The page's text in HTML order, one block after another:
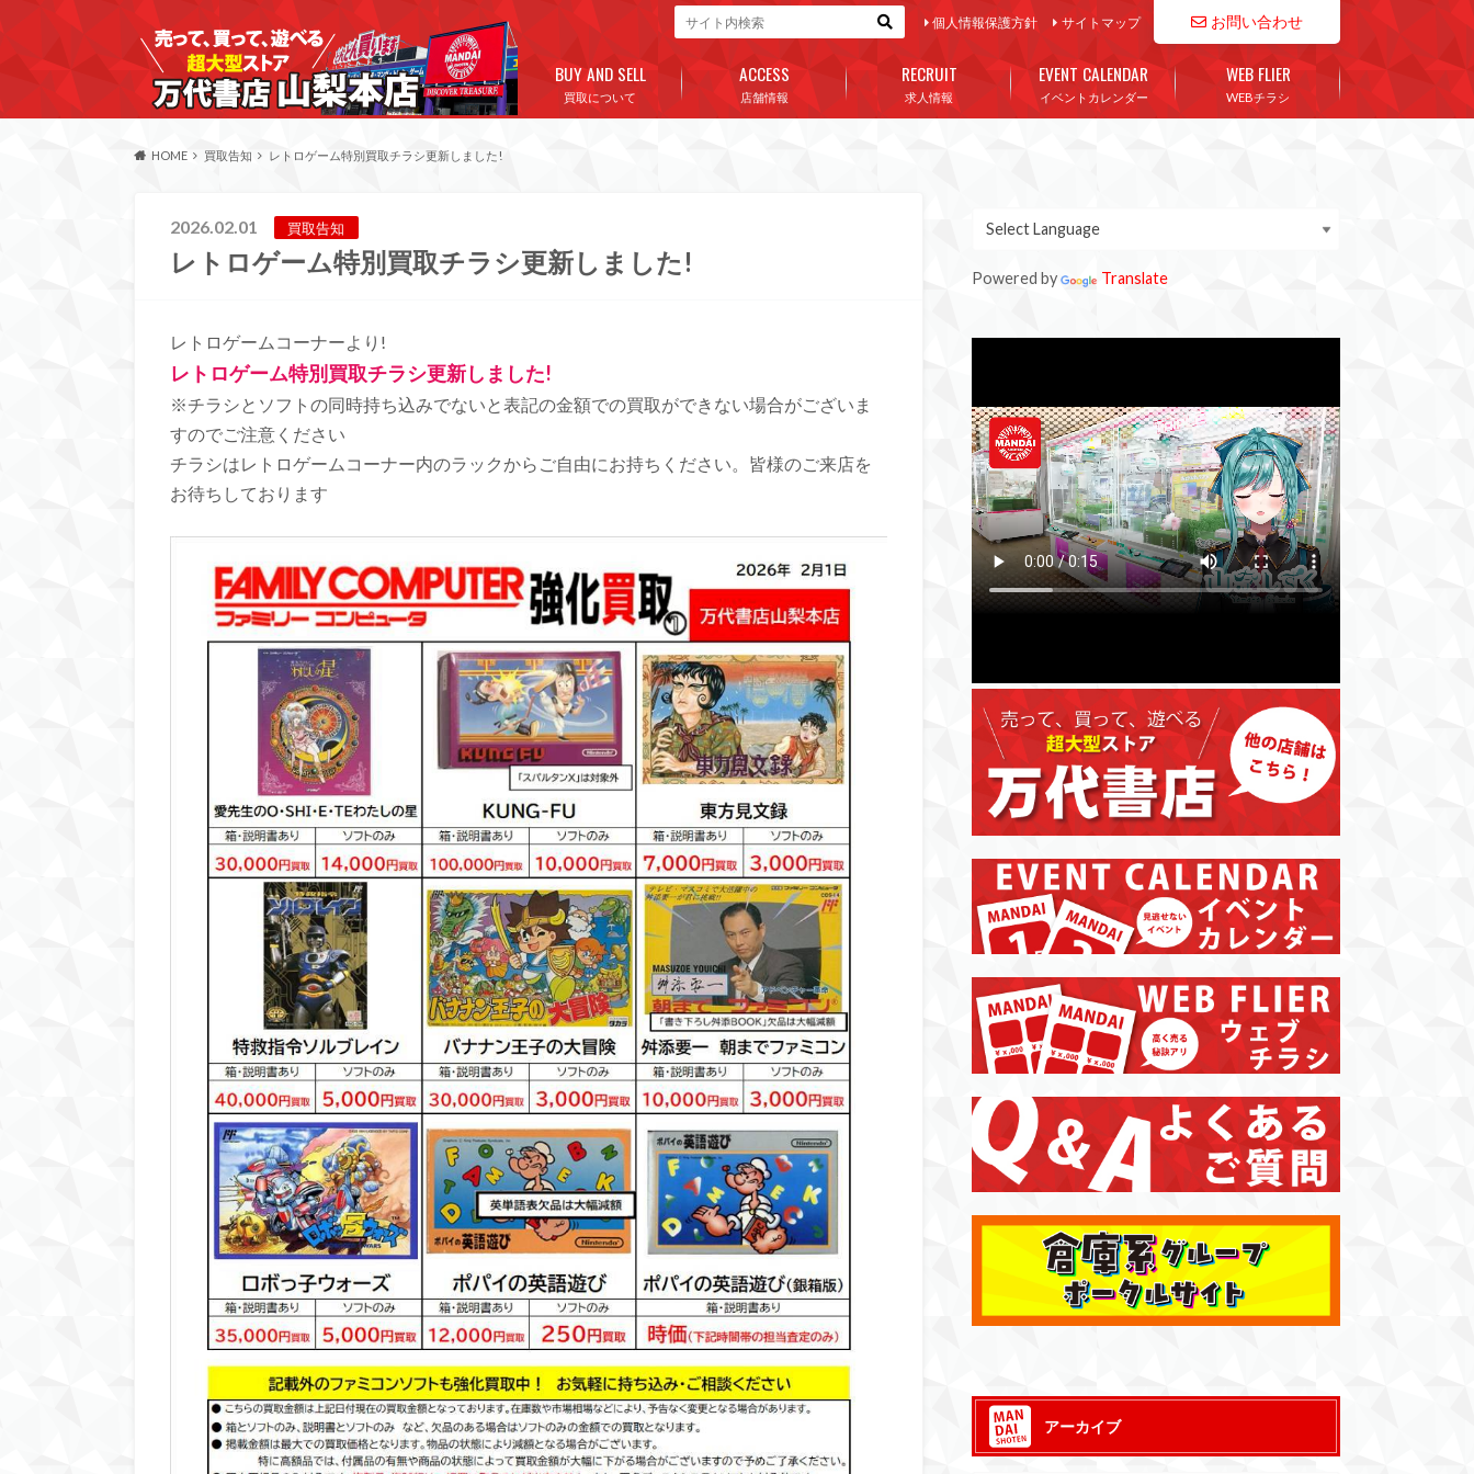
お問い合わせ
個人情報保護方針 サイトマップ
買取について
BUY AND SELL
店舗情報
ACCESS
求人情報
RECRUIT
イベントカレンダー
EVENT CALENDAR
WEBチラシ
WEB FLIER
HOME 買取告知 レトロゲーム特別買取チラシ更新しました!
2026.02.01 買取告知
レトロゲーム特別買取チラシ更新しました!
レトロゲームコーナーより!
レトロゲーム特別買取チラシ更新しました!
※チラシとソフトの同時持ち込みでないと表記の金額での買取ができない場合がございま
すのでご注意ください
チラシはレトロゲームコーナー内のラックからご自由にお持ちください。皆様のご来店を
お待ちしております
Powered by Translate
アーカイブ